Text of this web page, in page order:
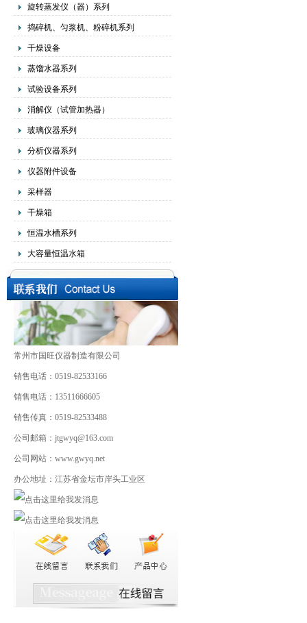
旋转蒸发仪（器）系列
捣碎机、匀浆机、粉碎机系列
干燥设备
蒸馏水器系列
试验设备系列
消解仪（试管加热器）
玻璃仪器系列
分析仪器系列
仪器附件设备
采样器
干燥箱
恒温水槽系列
大容量恒温水箱
常州市国旺仪器制造有限公司
销售电话：0519-82533166
销售电话：13511666605
销售传真：0519-82533488
公司邮箱：jtgwyq@163.com
公司网站：www.gwyq.net
办公地址：江苏省金坛市岸头工业区